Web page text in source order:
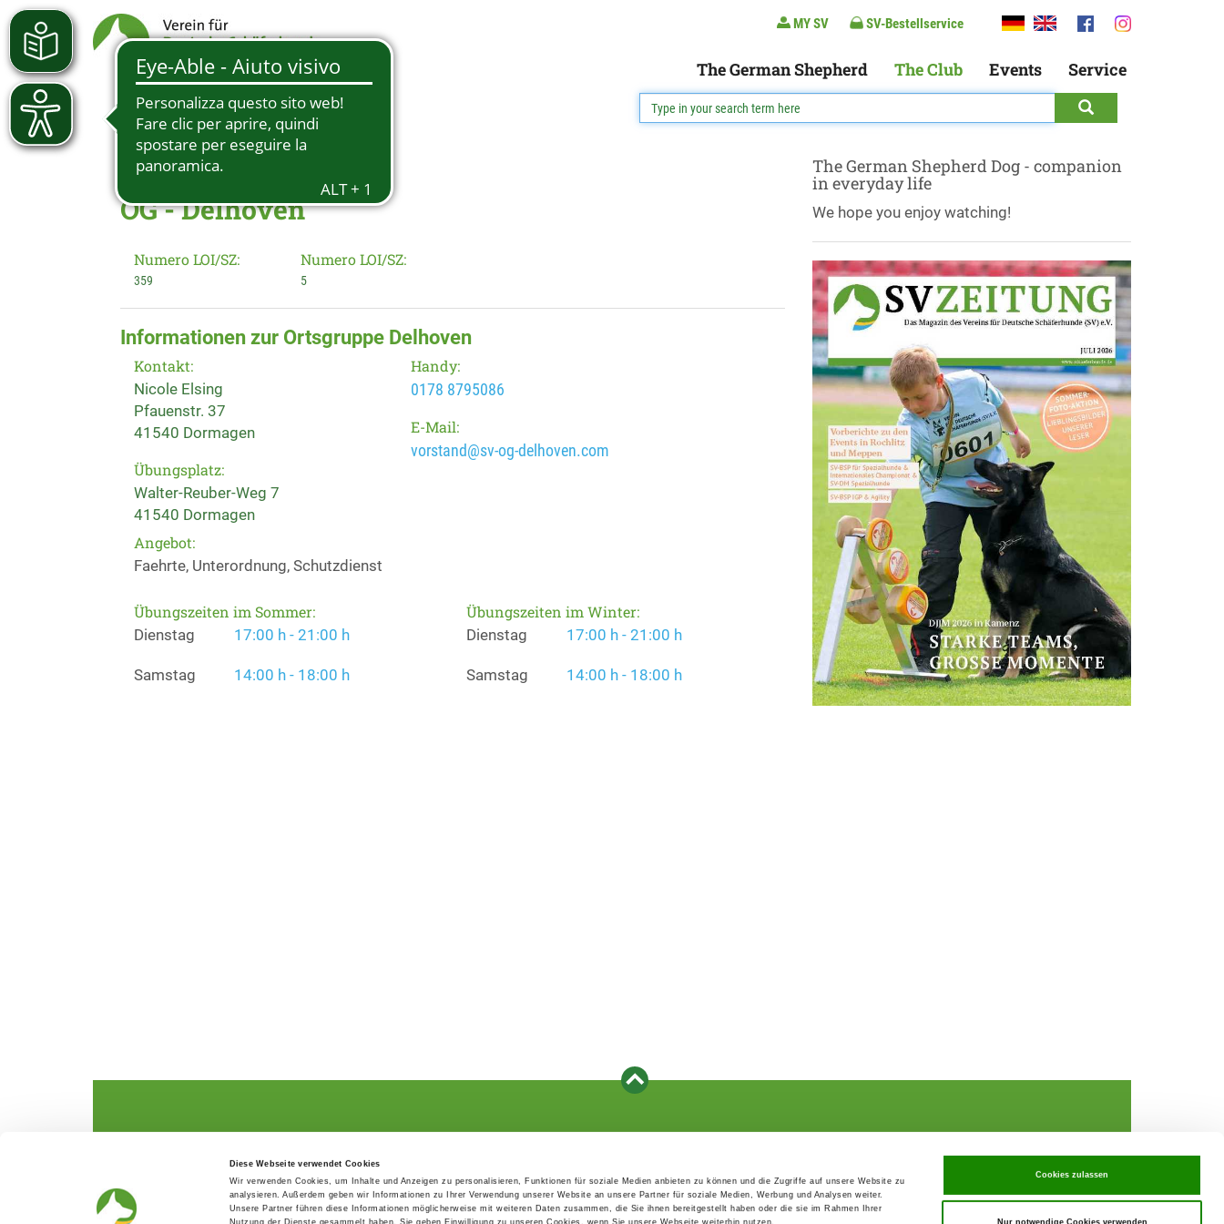
Diese Webseite verwendet Cookies
Wir verwenden Cookies, um Inhalte und Anzeigen zu personalisieren, Funktionen für soziale Medien anbieten zu können und die Zugriffe auf unsere Website zu
analysieren. Außerdem geben wir Informationen zu Ihrer Verwendung unserer Website an unsere Partner für soziale Medien, Werbung und Analysen weiter.
Unsere Partner führen diese Informationen möglicherweise mit weiteren Daten zusammen, die Sie ihnen bereitgestellt haben oder die sie im Rahmen Ihrer
Cookies zulassen
Nur notwendige Cookies verwenden
MY SV SV-Bestellservice
The German Shepherd The Club Events Service
OG - Delhoven
Numero LOI/SZ:
359
Numero LOI/SZ:
5
Informationen zur Ortsgruppe Delhoven
Kontakt:
Nicole Elsing
Pfauenstr. 37
41540 Dormagen
Übungsplatz:
Walter-Reuber-Weg 7
41540 Dormagen
Handy:
0178 8795086
E-Mail:
vorstand@sv-og-delhoven.com
Angebot:
Faehrte, Unterordnung, Schutzdienst
Übungszeiten im Sommer:
Dienstag 17:00 h - 21:00 h
Samstag 14:00 h - 18:00 h
Übungszeiten im Winter:
Dienstag 17:00 h - 21:00 h
Samstag 14:00 h - 18:00 h
The German Shepherd Dog - companion
in everyday life
We hope you enjoy watching!
Everything about the breed
Breeding and upbringing
Helper and saviour
Structur
SV magazine
Local groups
Youth
Supra-regional events VDH/FCI
Events calender
Paymentsystem
Forms, information brochures,
directories